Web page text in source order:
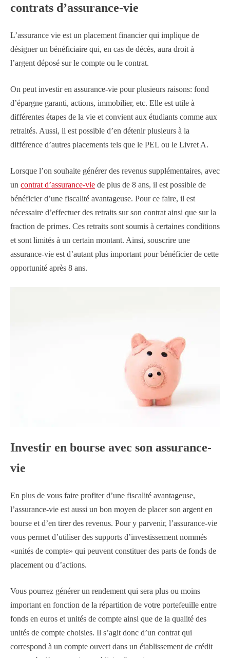
contrats d’assurance-vie
L’assurance vie est un placement financier qui implique de
désigner un bénéficiaire qui, en cas de décès, aura droit à
l’argent déposé sur le compte ou le contrat.
On peut investir en assurance-vie pour plusieurs raisons: fond
d’épargne garanti, actions, immobilier, etc. Elle est utile à
différentes étapes de la vie et convient aux étudiants comme aux
retraités. Aussi, il est possible d’en détenir plusieurs à la
différence d’autres placements tels que le PEL ou le Livret A.
Lorsque l’on souhaite générer des revenus supplémentaires, avec
un contrat d’assurance-vie de plus de 8 ans, il est possible de
bénéficier d’une fiscalité avantageuse. Pour ce faire, il est
nécessaire d’effectuer des retraits sur son contrat ainsi que sur la
fraction de primes. Ces retraits sont soumis à certaines conditions
et sont limités à un certain montant. Ainsi, souscrire une
assurance-vie est d’autant plus important pour bénéficier de cette
opportunité après 8 ans.
Investir en bourse avec son assurance-
vie
En plus de vous faire profiter d’une fiscalité avantageuse,
l’assurance-vie est aussi un bon moyen de placer son argent en
bourse et d’en tirer des revenus. Pour y parvenir, l’assurance-vie
vous permet d’utiliser des supports d’investissement nommés
«unités de compte» qui peuvent constituer des parts de fonds de
placement ou d’actions.
Vous pourrez générer un rendement qui sera plus ou moins
important en fonction de la répartition de votre portefeuille entre
fonds en euros et unités de compte ainsi que de la qualité des
unités de compte choisies. Il s’agit donc d’un contrat qui
correspond à un compte ouvert dans un établissement de crédit